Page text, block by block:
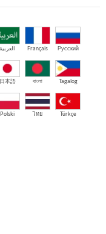
العربية Français Русский
日本語 বাংলা Tagalog
Polski ไทย Türkçe